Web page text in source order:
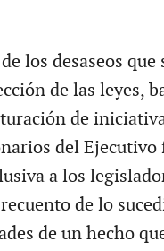
los desaseos que
de las leyes,
de
del Ejecutivo
a los
de lo
de un hecho